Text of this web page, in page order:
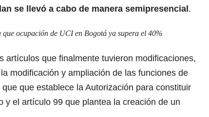
se llevó a cabo de manera semipresencial.
que ocupación de UCI en Bogotá ya supera el 40%
artículos que finalmente tuvieron modificaciones,
modificación y ampliación de las funciones de
que establece la Autorización para constituir
y el artículo 99 que plantea la creación de un